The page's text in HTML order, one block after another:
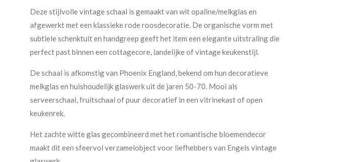
Deze stijlvolle vintage schaal is gemaakt van wit opaline/melkglas en
afgewerkt met een klassieke rode roosdecoratie. De organische vorm met
subtiele schenktuit en handgreep geeft het item een elegante uitstraling die
perfect past binnen een cottagecore, landelijke of vintage keukenstijl.
De schaal is afkomstig van Phoenix England, bekend om hun decoratieve
melkglas en huishoudelijk glaswerk uit de jaren 50-70. Mooi als
serveerschaal, fruitschaal of puur decoratief in een vitrinekast of open
keukenrek.
Het zachte witte glas gecombineerd met het romantische bloemendecor
maakt dit een sfeervol verzamelobject voor liefhebbers van Engels vintage